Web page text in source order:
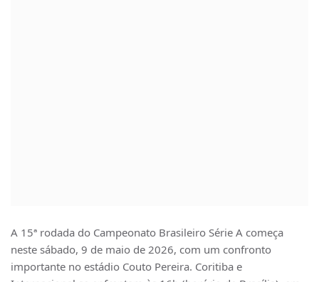
A 15ª rodada do Campeonato Brasileiro Série A começa
neste sábado, 9 de maio de 2026, com um confronto
importante no estádio Couto Pereira. Coritiba e